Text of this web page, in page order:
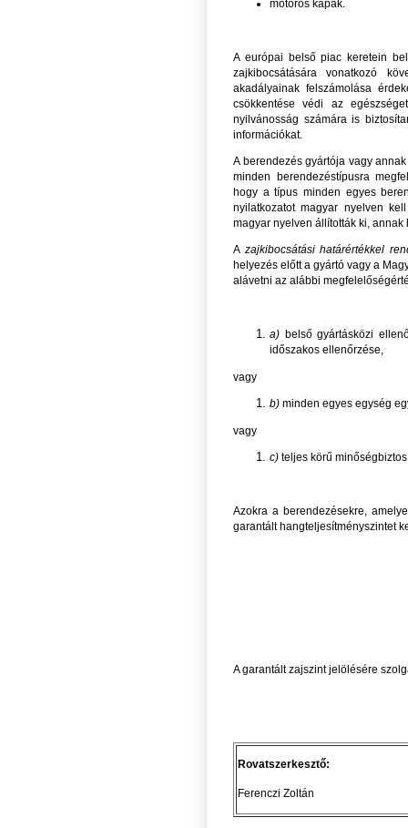
motoros kapák.
A európai belső piac keretein
zajkibocsátására vonatkozó
akadályainak felszámolása
csökkentése védi az
nyilvánosság számára is
információkat.
A berendezés gyártója vagy
minden berendezéstípusra
hogy a típus minden egyes
nyilatkozatot magyar nyelven
magyar nyelven állították ki,
A zajkibocsátási határértékkel
helyezés előtt a gyártó vagy a
alávetni az alábbi
a) belső gyártásközi
időszakos ellenőrzése,
vagy
b) minden egyes egység
vagy
c) teljes körű
Azokra a berendezésekre,
garantált hangteljesítményszintet
A garantált zajszint jelölésére
Ferenczi Zoltán